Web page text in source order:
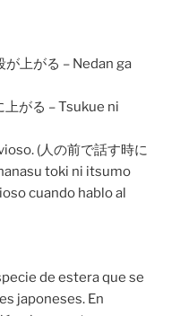
上がる – Nedan ga
がる – Tsukue ni
(人の前で話す時に
toki ni itsumo
cuando hablo al
de estera que se
japoneses. En